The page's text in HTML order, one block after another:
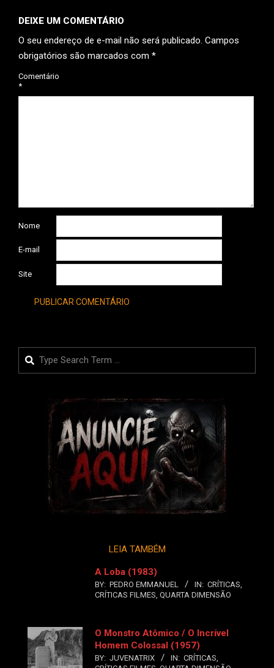
DEIXE UM COMENTÁRIO
O seu endereço de e-mail não será publicado. Campos
obrigatórios são marcados com *
Comentário
*
Nome
E-mail
Site
Search
LEIA TAMBÉM
A Loba (1983)
BY: PEDRO EMMANUEL IN: CRÍTICAS,
CRÍTICAS FILMES, QUARTA DIMENSÃO
O Monstro Atômico / O Incrível
Homem Colossal (1957)
BY: JUVENATRIX IN: CRÍTICAS,